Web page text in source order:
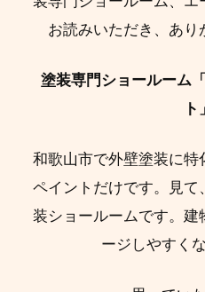
お読みいただき、あり
塗装専門ショールーム
ト」
和歌山市で外壁塗装に特
ペイントだけです。見て
装ショールームです。建
ージしやすく